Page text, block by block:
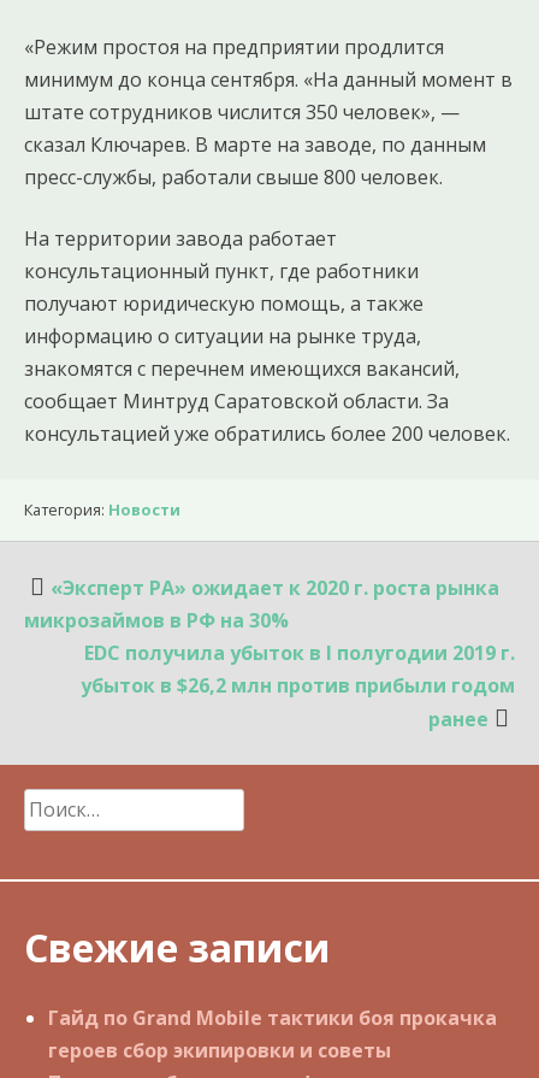
«Режим простоя на предприятии продлится
минимум до конца сентября. «На данный момент в
штате сотрудников числится 350 человек», —
сказал Ключарев. В марте на заводе, по данным
пресс-службы, работали свыше 800 человек.
На территории завода работает
консультационный пункт, где работники
получают юридическую помощь, а также
информацию о ситуации на рынке труда,
знакомятся с перечнем имеющихся вакансий,
сообщает Минтруд Саратовской области. За
консультацией уже обратились более 200 человек.
Категория: Новости
Навигация
по
записям
«Эксперт РА» ожидает к 2020 г. роста рынка
микрозаймов в РФ на 30%
EDC получила убыток в I полугодии 2019 г.
убыток в $26,2 млн против прибыли годом
ранее
Найти:
Свежие записи
Гайд по Grand Mobile тактики боя прокачка
героев сбор экипировки и советы